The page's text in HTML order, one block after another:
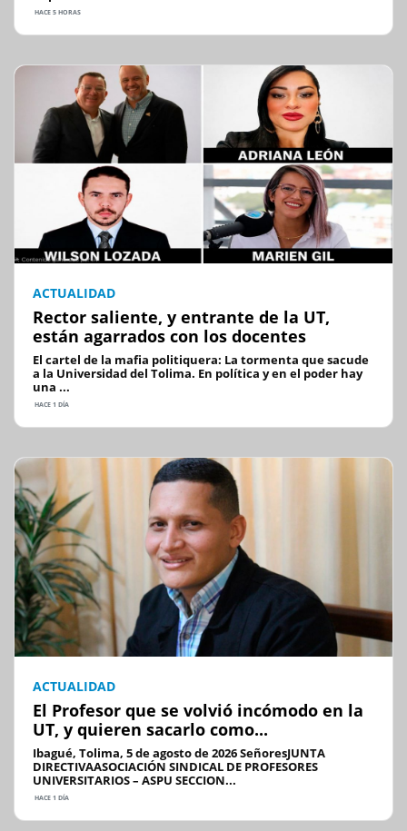
HACE 5 HORAS
ACTUALIDAD
Rector saliente, y entrante de la UT,
están agarrados con los docentes
El cartel de la mafia politiquera: La tormenta que sacude
a la Universidad del Tolima. En política y en el poder hay
una ...
HACE 1 DÍA
ACTUALIDAD
El Profesor que se volvió incómodo en la
UT, y quieren sacarlo como...
Ibagué, Tolima, 5 de agosto de 2026 SeñoresJUNTA
DIRECTIVAASOCIACIÓN SINDICAL DE PROFESORES
UNIVERSITARIOS – ASPU SECCION...
HACE 1 DÍA